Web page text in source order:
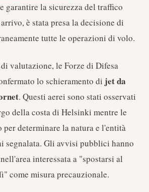
garantire la sicurezza del traffico
è stata presa la decisione di
tutte le operazioni di volo.
valutazione, le Forze di Difesa
lo schieramento di jet da
. Questi aerei sono stati osservati
della costa di Helsinki mentre le
per determinare la natura e l'entità
segnalata. Gli avvisi pubblici hanno
interessata a "spostarsi al
come misura precauzionale.